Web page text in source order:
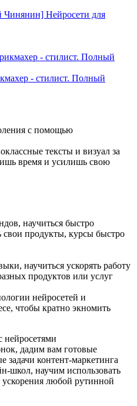
Нейросети для
- стилист. Полный
с помощью
тексты и визуал за
время и усилишь свою
научиться быстро
свои продукты, курсы быстро
научиться ускорять работу
продуктов или услуг
нейросетей и
чтобы кратно экномить
нейросетями
дадим вам готовые
задачи контент-маркетинга
школ, научим использовать
ускорения любой рутинной